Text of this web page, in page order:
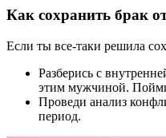
Как сохранить брак
Если ты все-таки решила
Разберись с
этим мужчиной.
Проведи анализ
период.